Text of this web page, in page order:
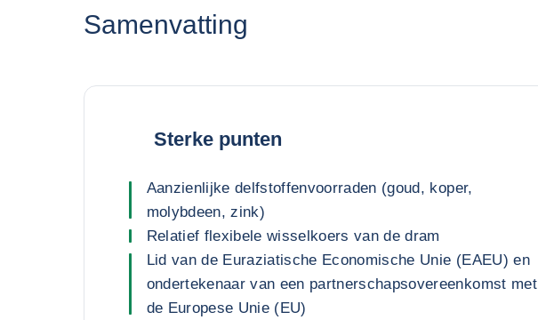
Samenvatting
Sterke punten
Aanzienlijke delfstoffenvoorraden (goud, koper,
molybdeen, zink)
Relatief flexibele wisselkoers van de dram
Lid van de Euraziatische Economische Unie (EAEU) en
ondertekenaar van een partnerschapsovereenkomst met
de Europese Unie (EU)